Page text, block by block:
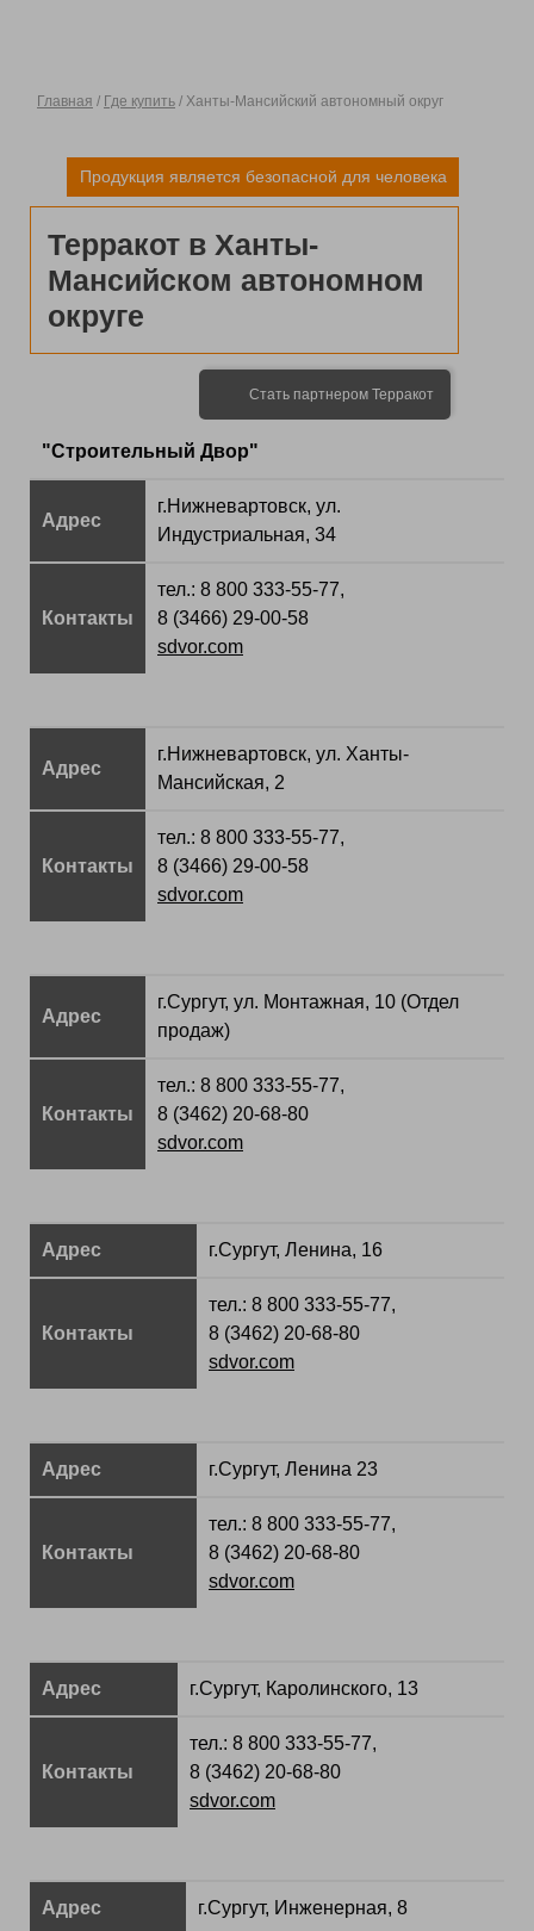
Терракот в Ханты-
Мансийском автономном
округе
Продукция является безопасной для человека
Главная / Где купить / Ханты-Мансийский автономный округ
"Строительный Двор"
Адрес
г.Нижневартовск, ул.
Индустриальная, 34
Контакты
тел.: 8 800 333-55-77,
8 (3466) 29-00-58
sdvor.com
Адрес
г.Нижневартовск, ул. Ханты-
Мансийская, 2
Контакты
тел.: 8 800 333-55-77,
8 (3466) 29-00-58
sdvor.com
Адрес
г.Сургут, ул. Монтажная, 10 (Отдел
продаж)
Контакты
тел.: 8 800 333-55-77,
8 (3462) 20-68-80
sdvor.com
Адрес г.Сургут, Ленина, 16
Контакты
тел.: 8 800 333-55-77,
8 (3462) 20-68-80
sdvor.com
Адрес г.Сургут, Ленина 23
Контакты
тел.: 8 800 333-55-77,
8 (3462) 20-68-80
sdvor.com
Адрес г.Сургут, Каролинского, 13
Контакты
тел.: 8 800 333-55-77,
8 (3462) 20-68-80
sdvor.com
Адрес г.Сургут, Инженерная, 8
Стать партнером Терракот